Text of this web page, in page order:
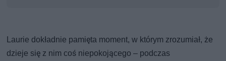
Laurie dokładnie pamięta moment, w którym zrozumiał, że
dzieje się z nim coś niepokojącego – podczas